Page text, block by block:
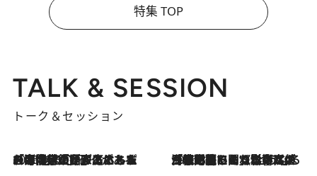
特集 TOP
TALK & SESSION
トーク＆セッション
2026.8.3
「今後値上げがあるとすれば…」「リスクがあるのは今年の冬」エネルギー専門家が語る、ホルムズ海峡封鎖が家庭にもたらす“ある心配” 2026.8.3
「住宅建てられない…」「サーチャージ料の高値が続いている」ホルムズ海峡封鎖による影響はいつまで続く？《エネルギー専門家に聞く“どうなる日本の暮らし”》